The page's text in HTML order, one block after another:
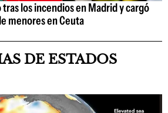
tras los incendios en Madrid y cargó
menores en Ceuta
DE ESTADOS